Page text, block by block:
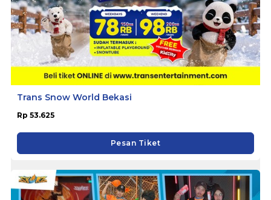
Trans Snow World Bekasi
Rp 53.625
Pesan Tiket